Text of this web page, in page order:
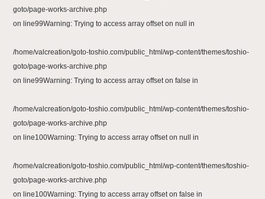
goto/page-works-archive.php
on line99Warning: Trying to access array offset on null in
/home/valcreation/goto-toshio.com/public_html/wp-content/themes/toshio-
goto/page-works-archive.php
on line99Warning: Trying to access array offset on false in
/home/valcreation/goto-toshio.com/public_html/wp-content/themes/toshio-
goto/page-works-archive.php
on line100Warning: Trying to access array offset on null in
/home/valcreation/goto-toshio.com/public_html/wp-content/themes/toshio-
goto/page-works-archive.php
on line100Warning: Trying to access array offset on false in